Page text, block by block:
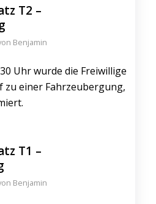
T2 –
Benjamin
Uhr wurde die Freiwillige
zu einer Fahrzeubergung,
T1 –
Benjamin